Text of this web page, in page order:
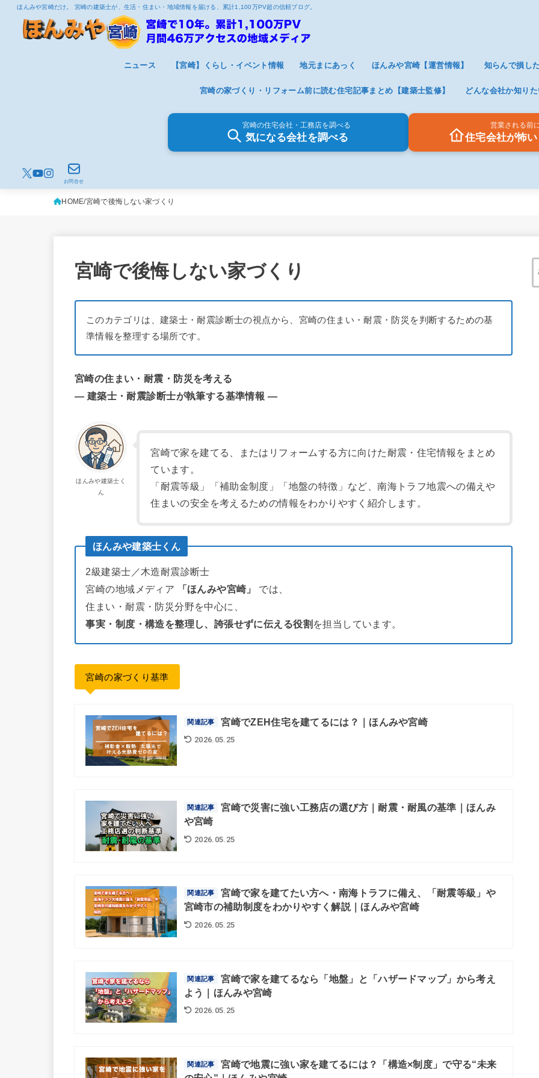
ほんみや宮崎だけ。 宮崎の建築士が、生活・住まい・地域情報を届ける、累計1,100万PV超の信頼ブログ。
ニュース 【宮崎】くらし・イベント情報 地元まにあっく ほんみや宮崎【運営情報】 知らんで損し
宮崎の家づくり・リフォーム前に読む住宅記事まとめ【建築士監修】 どんな会社か知り
宮崎の住宅会社・工務店を調べる
気になる会社を調べる
営業される前
住宅会社が怖
お問合せ
HOME 宮崎で後悔しない家づくり
宮崎で後悔しない家づくり
このカテゴリは、建築士・耐震診断士の視点から、宮崎の住まい・耐震・防災を判断するための基
準情報を整理する場所です。
宮崎の住まい・耐震・防災を考える
― 建築士・耐震診断士が執筆する基準情報 ―
ほんみや建築士く
ん
宮崎で家を建てる、またはリフォームする方に向けた耐震・住宅情報をまとめ
ています。
「耐震等級」「補助金制度」「地盤の特徴」など、南海トラフ地震への備えや
住まいの安全を考えるための情報をわかりやすく紹介します。
ほんみや建築士くん
2級建築士／木造耐震診断士
宮崎の地域メディア
「ほんみや宮崎」
では、
住まい・耐震・防災分野を中心に、
事実・制度・構造を整理し、誇張せずに伝える役割 を担当しています。
宮崎の家づくり基準
関連記事 宮崎でZEH住宅を建てるには？｜ほんみや宮崎
2026.05.25
関連記事
宮崎で災害に強い工務店の選び方｜耐震・耐風の基準｜ほんみ
や宮崎
2026.05.25
関連記事
宮崎で家を建てたい方へ・南海トラフに備え、「耐震等級」や
宮崎市の補助制度をわかりやすく解説｜ほんみや宮崎
2026.05.25
関連記事
宮崎で家を建てるなら「地盤」と「ハザードマップ」から考え
よう｜ほんみや宮崎
2026.05.25
関連記事
宮崎で地震に強い家を建てるには？「構造×制度」で守る“未来